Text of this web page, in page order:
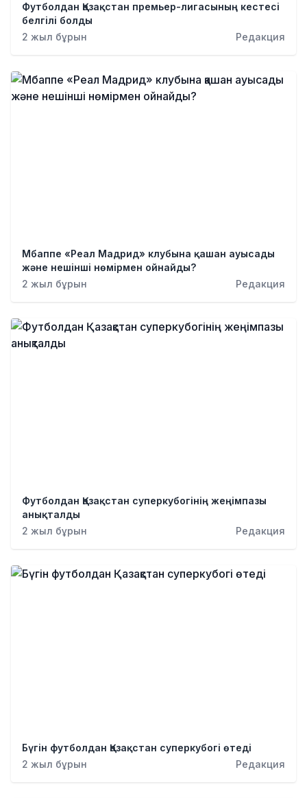
Футболдан Қазақстан премьер-лигасының кестесі
белгілі болды
2 жыл бұрын
Редакция
Мбаппе «Реал Мадрид» клубына қашан ауысады
және нешінші нөмірмен ойнайды?
2 жыл бұрын
Редакция
Футболдан Қазақстан суперкубогінің жеңімпазы
анықталды
2 жыл бұрын
Редакция
Бүгін футболдан Қазақстан суперкубогі өтеді
2 жыл бұрын
Редакция